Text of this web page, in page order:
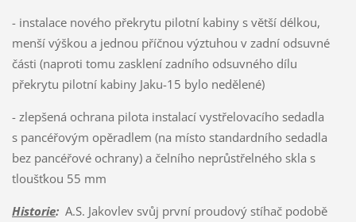
- instalace nového překrytu pilotní kabiny s větší délkou,
menší výškou a jednou příčnou výztuhou v zadní odsuvné
části (naproti tomu zasklení zadního odsuvného dílu
překrytu pilotní kabiny Jaku-15 bylo nedělené)
- zlepšená ochrana pilota instalací vystřelovacího sedadla
s pancéřovým opěradlem (na místo standardního sedadla
bez pancéřové ochrany) a čelního neprůstřelného skla s
tloušťkou 55 mm
Historie:A.S. Jakovlev svůj první proudový stíhač podobě